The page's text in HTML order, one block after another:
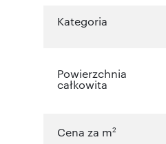
Kategoria
Powierzchnia
całkowita
Cena za m2